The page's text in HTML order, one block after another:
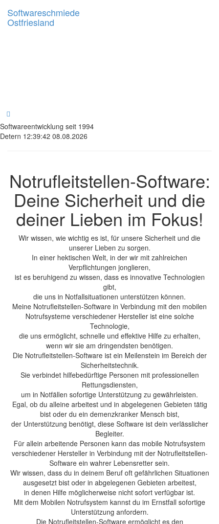
Softwareschmiede
Ostfriesland
Softwareentwicklung seit 1994
Detern 12:39:42 08.08.2026
Notrufleitstellen-Software:
Deine Sicherheit und die
deiner Lieben im Fokus!
Wir wissen, wie wichtig es ist, für unsere Sicherheit und die
unserer Lieben zu sorgen.
In einer hektischen Welt, in der wir mit zahlreichen
Verpflichtungen jonglieren,
ist es beruhigend zu wissen, dass es innovative Technologien
gibt,
die uns in Notfallsituationen unterstützen können.
Meine Notrufleitstellen-Software in Verbindung mit den mobilen
Notrufsysteme verschiedener Hersteller ist eine solche
Technologie,
die uns ermöglicht, schnelle und effektive Hilfe zu erhalten,
wenn wir sie am dringendsten benötigen.
Die Notrufleitstellen-Software ist ein Meilenstein im Bereich der
Sicherheitstechnik.
Sie verbindet hilfebedürftige Personen mit professionellen
Rettungsdiensten,
um in Notfällen sofortige Unterstützung zu gewährleisten.
Egal, ob du alleine arbeitest und in abgelegenen Gebieten tätig
bist oder du ein demenzkranker Mensch bist,
der Unterstützung benötigt, diese Software ist dein verlässlicher
Begleiter.
Für allein arbeitende Personen kann das mobile Notrufsystem
verschiedener Hersteller in Verbindung mit der Notrufleitstellen-
Software ein wahrer Lebensretter sein.
Wir wissen, dass du in deinem Beruf oft gefährlichen Situationen
ausgesetzt bist oder in abgelegenen Gebieten arbeitest,
in denen Hilfe möglicherweise nicht sofort verfügbar ist.
Mit dem Mobilen Notrufsystem kannst du im Ernstfall sofortige
Unterstützung anfordern.
Die Notrufleitstellen-Software ermöglicht es den